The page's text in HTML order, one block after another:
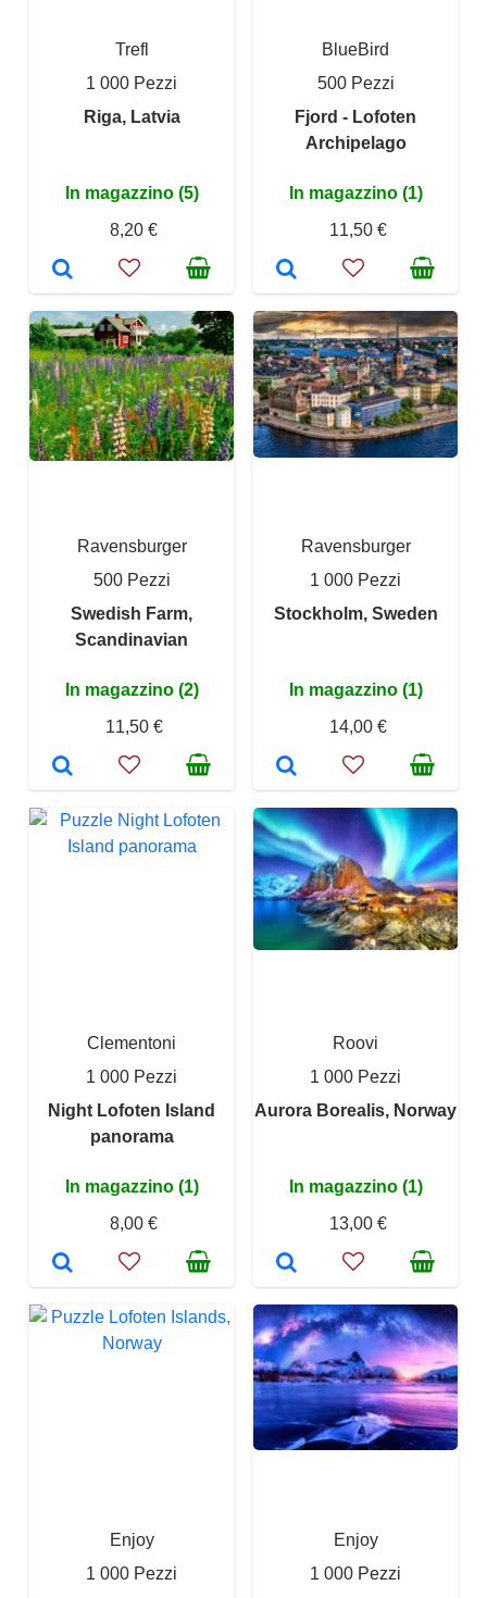
Trefl
1 000 Pezzi
Riga, Latvia
In magazzino (5)
8,20 €
BlueBird
500 Pezzi
Fjord - Lofoten
Archipelago
In magazzino (1)
11,50 €
Ravensburger
500 Pezzi
Swedish Farm,
Scandinavian
In magazzino (2)
11,50 €
Ravensburger
1 000 Pezzi
Stockholm, Sweden
In magazzino (1)
14,00 €
Clementoni
1 000 Pezzi
Night Lofoten Island
panorama
In magazzino (1)
8,00 €
Roovi
1 000 Pezzi
Aurora Borealis, Norway
In magazzino (1)
13,00 €
Enjoy
1 000 Pezzi
Enjoy
1 000 Pezzi